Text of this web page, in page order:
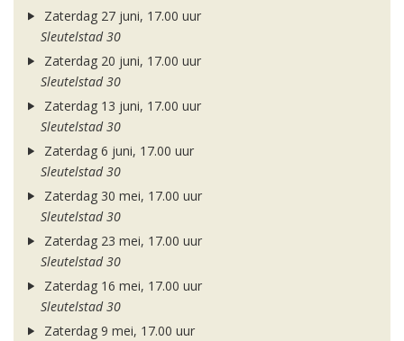
Zaterdag 27 juni, 17.00 uur
Sleutelstad 30
Zaterdag 20 juni, 17.00 uur
Sleutelstad 30
Zaterdag 13 juni, 17.00 uur
Sleutelstad 30
Zaterdag 6 juni, 17.00 uur
Sleutelstad 30
Zaterdag 30 mei, 17.00 uur
Sleutelstad 30
Zaterdag 23 mei, 17.00 uur
Sleutelstad 30
Zaterdag 16 mei, 17.00 uur
Sleutelstad 30
Zaterdag 9 mei, 17.00 uur